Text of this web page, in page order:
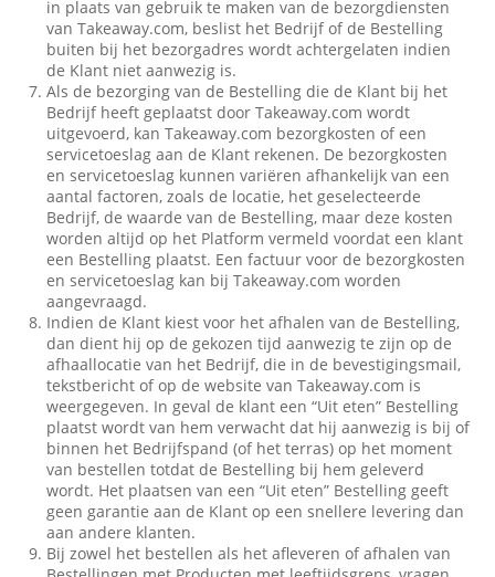
in plaats van gebruik te maken van de bezorgdiensten
van Takeaway.com, beslist het Bedrijf of de Bestelling
buiten bij het bezorgadres wordt achtergelaten indien
de Klant niet aanwezig is.
Als de bezorging van de Bestelling die de Klant bij het
Bedrijf heeft geplaatst door Takeaway.com wordt
uitgevoerd, kan Takeaway.com bezorgkosten of een
servicetoeslag aan de Klant rekenen. De bezorgkosten
en servicetoeslag kunnen variëren afhankelijk van een
aantal factoren, zoals de locatie, het geselecteerde
Bedrijf, de waarde van de Bestelling, maar deze kosten
worden altijd op het Platform vermeld voordat een klant
een Bestelling plaatst. Een factuur voor de bezorgkosten
en servicetoeslag kan bij Takeaway.com worden
aangevraagd.
Indien de Klant kiest voor het afhalen van de Bestelling,
dan dient hij op de gekozen tijd aanwezig te zijn op de
afhaallocatie van het Bedrijf, die in de bevestigingsmail,
tekstbericht of op de website van Takeaway.com is
weergegeven. In geval de klant een “Uit eten” Bestelling
plaatst wordt van hem verwacht dat hij aanwezig is bij of
binnen het Bedrijfspand (of het terras) op het moment
van bestellen totdat de Bestelling bij hem geleverd
wordt. Het plaatsen van een “Uit eten” Bestelling geeft
geen garantie aan de Klant op een snellere levering dan
aan andere klanten.
Bij zowel het bestellen als het afleveren of afhalen van